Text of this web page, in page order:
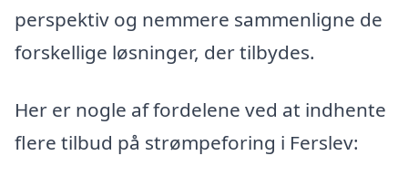
perspektiv og nemmere sammenligne de
forskellige løsninger, der tilbydes.
Her er nogle af fordelene ved at indhente
flere tilbud på strømpeforing i Ferslev: